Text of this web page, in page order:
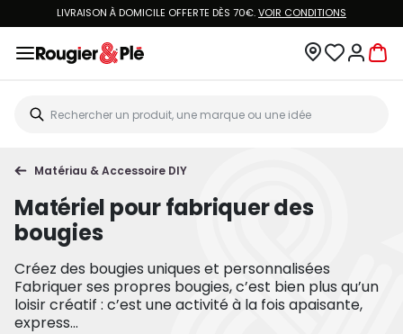
LIVRAISON À DOMICILE OFFERTE DÈS 70€.VOIR CONDITIONS
Matériau & Accessoire DIY
Matériel pour fabriquer des
bougies
Créez des bougies uniques et personnalisées
Fabriquer ses propres bougies, c’est bien plus qu’un
loisir créatif : c’est une activité à la fois apaisante,
express...